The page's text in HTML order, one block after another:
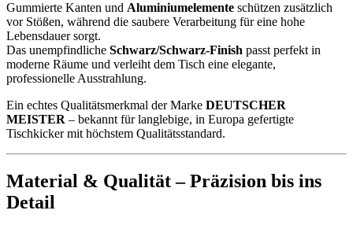
Gummierte Kanten und Aluminiumelemente schützen zusätzlich
vor Stößen, während die saubere Verarbeitung für eine hohe
Lebensdauer sorgt.
Das unempfindliche Schwarz/Schwarz-Finish passt perfekt in
moderne Räume und verleiht dem Tisch eine elegante,
professionelle Ausstrahlung.
Ein echtes Qualitätsmerkmal der Marke DEUTSCHER
MEISTER – bekannt für langlebige, in Europa gefertigte
Tischkicker mit höchstem Qualitätsstandard.
Material & Qualität – Präzision bis ins
Detail